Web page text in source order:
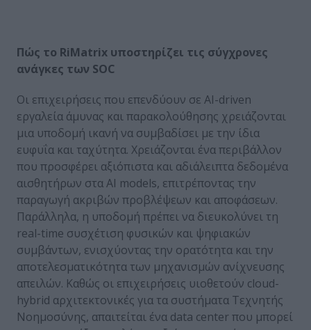
Πώς το RiMatrix υποστηρίζει τις σύγχρονες
ανάγκες των SOC
Οι επιχειρήσεις που επενδύουν σε AI-driven
εργαλεία άμυνας και παρακολούθησης χρειάζονται
μια υποδομή ικανή να συμβαδίσει με την ίδια
ευφυΐα και ταχύτητα. Χρειάζονται ένα περιβάλλον
που προσφέρει αξιόπιστα και αδιάλειπτα δεδομένα
αισθητήρων στα AI models, επιτρέποντας την
παραγωγή ακριβών προβλέψεων και αποφάσεων.
Παράλληλα, η υποδομή πρέπει να διευκολύνει τη
real-time συσχέτιση φυσικών και ψηφιακών
συμβάντων, ενισχύοντας την ορατότητα και την
αποτελεσματικότητα των μηχανισμών ανίχνευσης
απειλών. Καθώς οι επιχειρήσεις υιοθετούν cloud-
hybrid αρχιτεκτονικές για τα συστήματα Τεχνητής
Νοημοσύνης, απαιτείται ένα data center που μπορεί